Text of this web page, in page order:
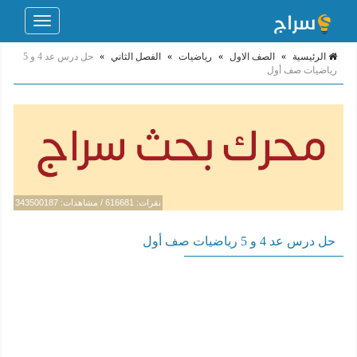
Toggle
الرئيسية » الصف الاول » رياضيات » الفصل الثاني »
حل درس عد 4 و 5
رياضيات صف أول
نقرات: 616681 / مشاهدات: 343500187
حل درس عد 4 و 5 رياضيات صف أول